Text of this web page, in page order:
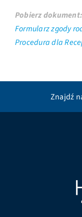
Pobierz dokument:
Formularz zgody
Procedura dla
Znajdź